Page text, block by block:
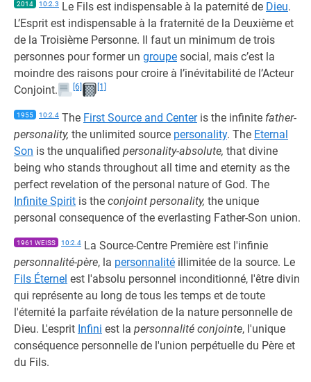
2014 10:2.3 Le Fils est indispensable à la paternité de Dieu.
L’Esprit est indispensable à la fraternité de la Deuxième et
de la Troisième Personne. Il faut un minimum de trois
personnes pour former un groupe social, mais c’est la
moindre des raisons pour croire à l’inévitabilité de l’Acteur
Conjoint.
[6] [1]
1955 10:2.4 The First Source and Centeris the infinite father-
personality, the unlimited source personality. The Eternal
Son is the unqualified personality-absolute, that divine
being who stands throughout all time and eternity as the
perfect revelation of the personal nature of God. The
Infinite Spirit is the conjoint personality, the unique
personal consequence of the everlasting Father-Son union.
1961 WEISS 10:2.4 La Source-Centre Première est l'infinie
personnalité-père, la personnalité illimitée de la source. Le
Fils Éternel est l'absolu personnel inconditionné, l'être divin
qui représente au long de tous les temps et de toute
l'éternité la parfaite révélation de la nature personnelle de
Dieu. L'esprit Infini est la personnalité conjointe, l'unique
conséquence personnelle de l'union perpétuelle du Père et
du Fils.